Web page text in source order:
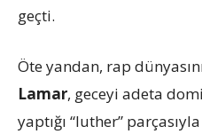
geçti.
Öte yandan, rap
Lamar, geceyi adeta
yaptığı “luther” parçasıyla